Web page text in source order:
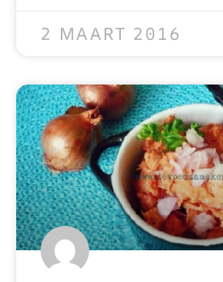
2 MAART 2016